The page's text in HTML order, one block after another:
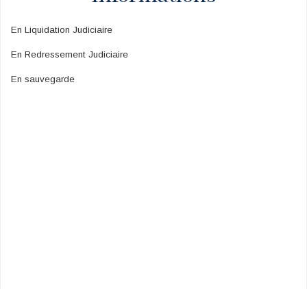
En Liquidation Judiciaire
En Redressement Judiciaire
En sauvegarde